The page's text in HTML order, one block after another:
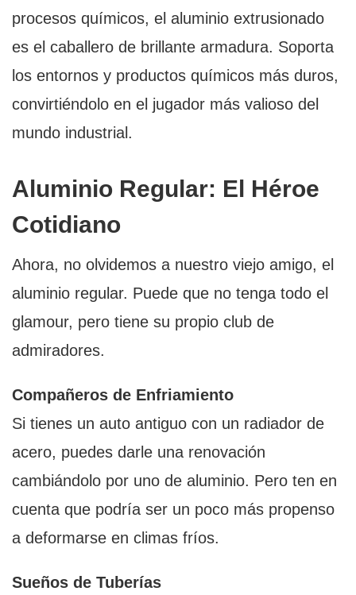
procesos químicos, el aluminio extrusionado
es el caballero de brillante armadura. Soporta
los entornos y productos químicos más duros,
convirtiéndolo en el jugador más valioso del
mundo industrial.
Aluminio Regular: El Héroe
Cotidiano
Ahora, no olvidemos a nuestro viejo amigo, el
aluminio regular. Puede que no tenga todo el
glamour, pero tiene su propio club de
admiradores.
Compañeros de Enfriamiento
Si tienes un auto antiguo con un radiador de
acero, puedes darle una renovación
cambiándolo por uno de aluminio. Pero ten en
cuenta que podría ser un poco más propenso
a deformarse en climas fríos.
Sueños de Tuberías